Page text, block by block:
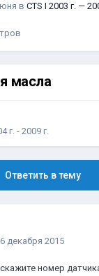
в CTS I 2003 г. —
масла
г. - 2009 г.
Ответить в тему
6 декабря 2015
номер